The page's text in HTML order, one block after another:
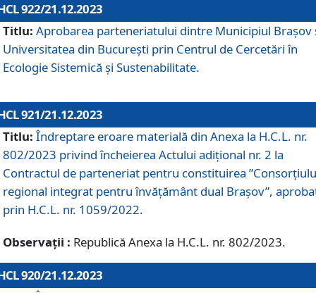
922/21.12.2023
Titlu: Aprobarea parteneriatului dintre Municipiul Brașov
Universitatea din București prin Centrul de Cercetări în
Ecologie Sistemică și Sustenabilitate.
921/21.12.2023
Titlu: Îndreptare eroare materială din Anexa la H.C.L. nr.
802/2023 privind încheierea Actului adițional nr. 2 la
Contractul de parteneriat pentru constituirea
regional integrat pentru învățământ dual Brașov”,
prin H.C.L. nr. 1059/2022.
Observații : Republică Anexa la H.C.L. nr. 802/2023.
920/21.12.2023